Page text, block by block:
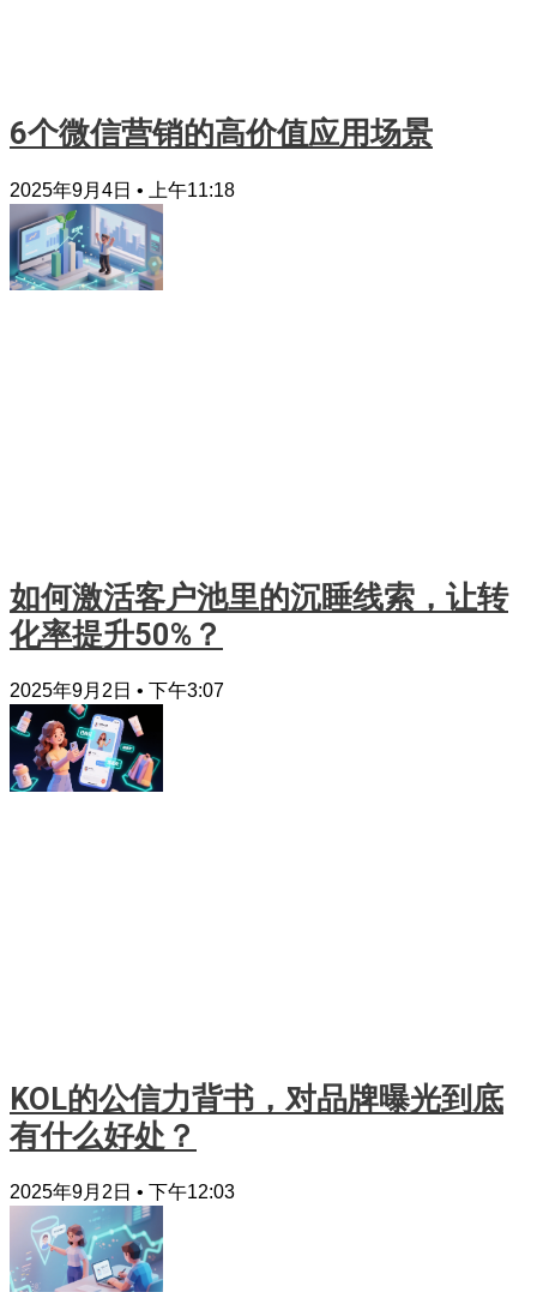
6个微信营销的高价值应用场景
2025年9月4日 上午11:18
如何激活客户池里的沉睡线索，让转
化率提升50%？
2025年9月2日 下午3:07
KOL的公信力背书，对品牌曝光到底
有什么好处？
2025年9月2日 下午12:03